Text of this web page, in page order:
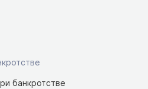
банкротстве